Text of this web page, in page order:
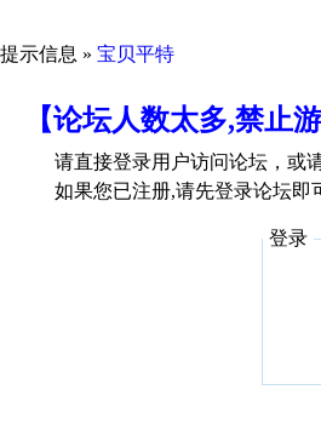
提示信息 » 宝贝平特
【论坛人数太多,禁止
请直接登录用户访问论坛，或
如果您已注册,请先登录论坛即
登录